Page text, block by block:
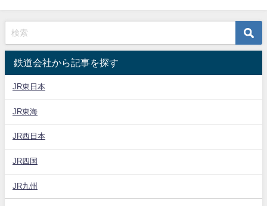
鉄道会社から記事を探す
JR東日本
JR東海
JR西日本
JR四国
JR九州